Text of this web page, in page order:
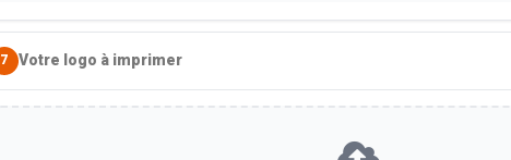
7 Votre logo à imprimer